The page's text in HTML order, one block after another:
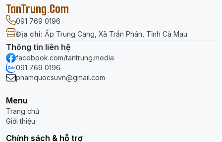
TanTrung.Com
091 769 0196
Địa chỉ: Ấp Trung Cang, Xã Trần Phán, Tỉnh Cà Mau
Thông tin liên hệ
facebook.com/tantrung.media
091 769 0196
phamquocsuvn@gmail.com
Menu
Trang chủ
Giới thiệu
Chính sách & hỗ trợ